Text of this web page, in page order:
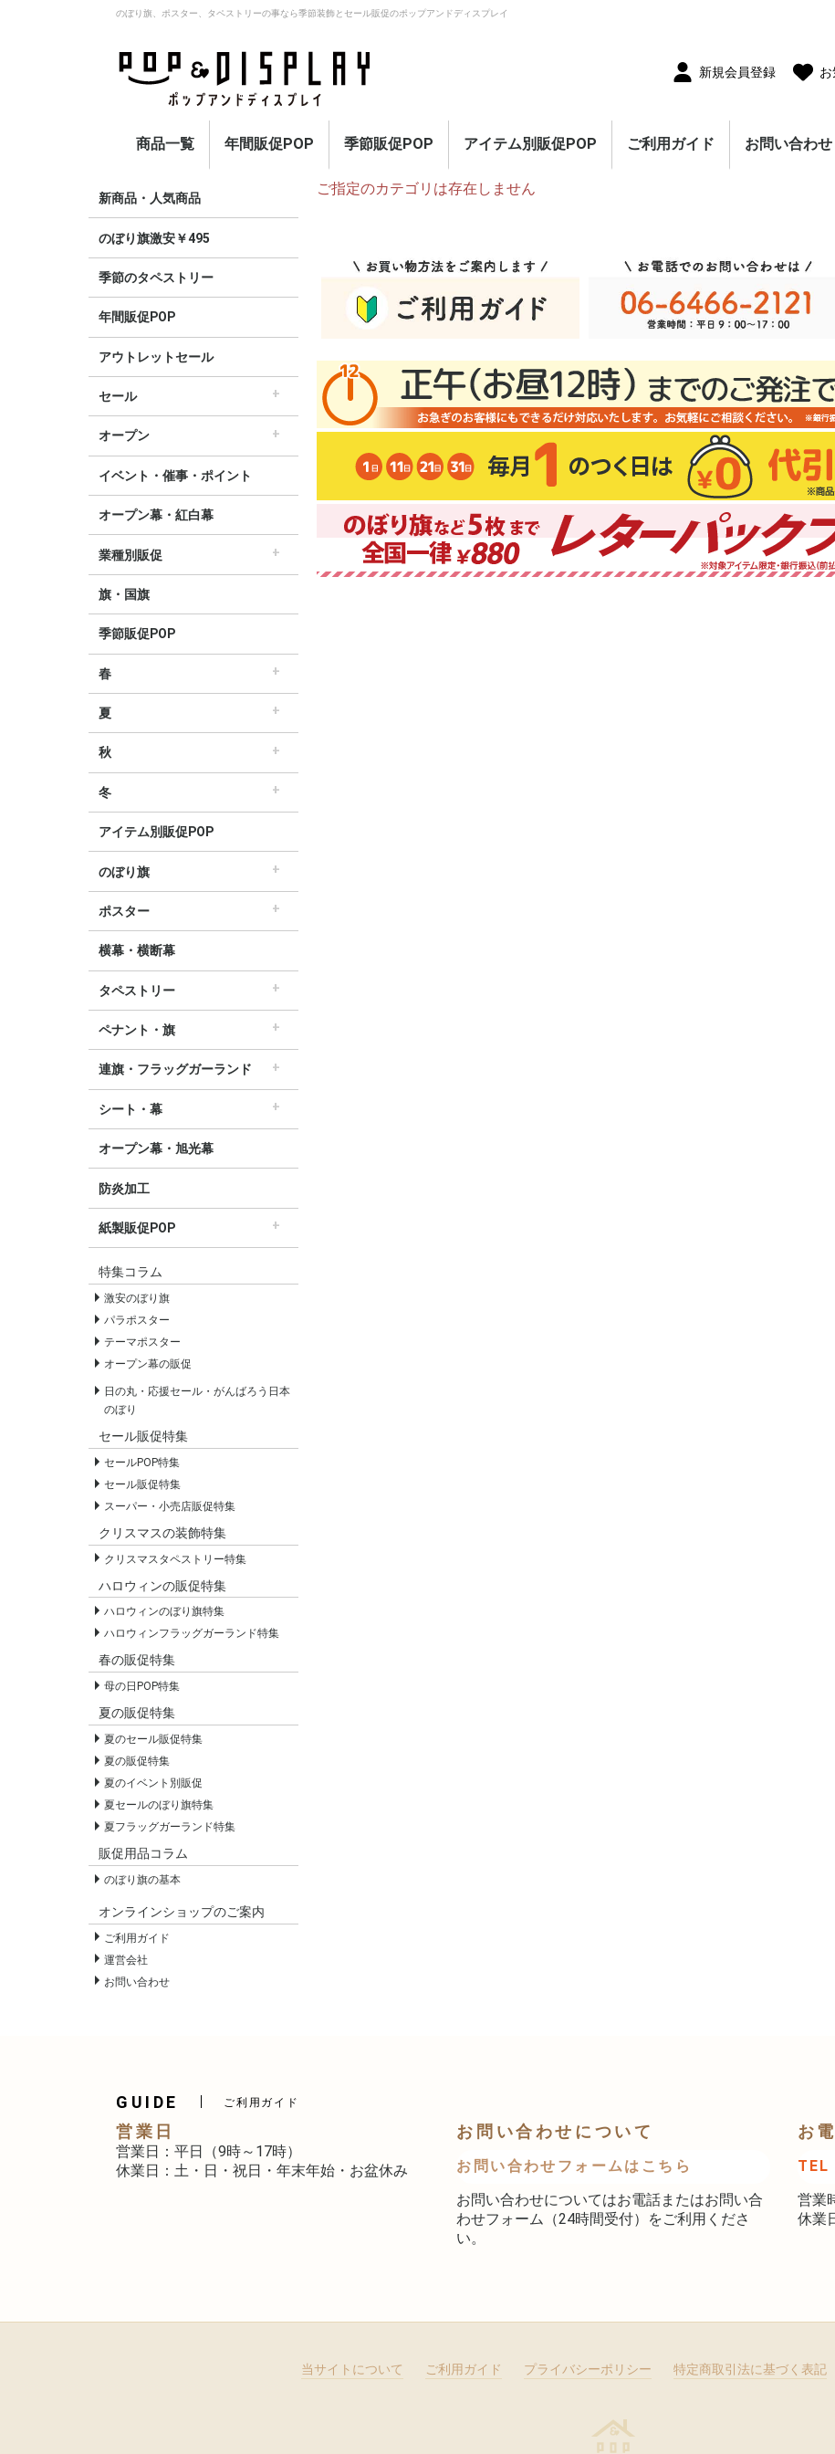
のぼり旗、ポスター、タペストリーの事なら季節装飾とセール販促のポップアンドディスプレイ
新規会員登録 お
商品一覧 年間販促POP
アウトレットセール
のぼり旗激安￥495〜 10枚セット
5枚セット
1枚（単品）
セール・割引
割引・値下げ・％OFF
創業祭・感謝祭・決算
閉店・売り尽くし
オープン・営業中
オープニングセール
リニューアルオープン
イベント・催事・ポイ
オープン幕・紅白幕
レギュラー・オールシ
ホテル・宿泊販促
リサイクル・中古販売
ドラッグ・薬局販促
理美容販促
飲食店販促
物販・小売店販促
不動産・車販促
季節販促POP
春 春・スプリング
バレンタインデー・ホ
母の日・父の日
スプリングセール
夏 夏・サマー
七夕
サマーセール
秋 秋・オータム
ハロウィン
オータムセール
冬 冬・ウインター
クリスマス
歳末・お正月
ウインターセール
定番
アイテム別販促POP
のぼり旗
ポスター
横幕・横断幕
ペナント・旗
タペストリー
シート・幕
連続ペナント・フラッ
オープン幕・旭光幕
紙製POP・ショーカー
防炎加工付き商品
ご利用ガイド お問い合わせ
新商品・人気商品
のぼり旗激安￥495
季節のタペストリー
年間販促POP
アウトレットセール
セール
すべてのセール販促POP
セール・割引
∟セールのぼり旗
∟セールポスター
∟セールタペストリー
∟シンプルセール
∟プリズムセール
割引・値下げ・ＯＦＦ
創業祭・感謝祭・決算
閉店・売り尽くし
オープン
すべてのオープン販促POP
オープン・営業中
オープニングセール
リニューアルオープン
イベント・催事・ポイント
オープン幕・紅白幕
業種別販促
すべての業界別販促POP
レギュラー・オールシーズン販促
ホテル・宿泊販促
リサイクル・中古販売販促
ドラッグ薬局・薬局販促
理美容販促
飲食店販促
物販・小売店販促
不動産・車販促
旗・国旗
季節販促POP
春
すべての春の販促POP
春・スプリング
バレンタインデー・ホワイトデー
母の日・父の日
スプリングセール
夏
すべての夏の販促POP
夏・サマー
七夕
サマーセール
秋
すべての秋の販促POP
秋・オータム
ハロウィン
オータムセール
冬
すべての冬の販促POP
冬・ウィンター
クリスマス
歳末・お正月
ウィンターセール
アイテム別販促POP
のぼり旗
すべてののぼり旗
セールのぼり旗
レギュラーのぼり旗
ホテルのぼり旗
リサイクルのぼり旗
ドラッグ薬局のぼり旗
美容のぼり旗
物販のぼり旗
飲食のぼり旗
不動産・車のぼり旗
春のぼり旗
夏のぼり旗
秋のぼり旗
冬のぼり旗
ハロウィンのぼり旗
ポスター
すべてのポスター
パラポスター（横長）
テーマポスター（正方形）
変形ポスター
セールポスター
▽季節から選ぶ
∟春ポスター
∟夏ポスター
∟秋・ハロウィンポスター
∟冬・お正月・初売りポスター
∟クリスマスポスター
∟バレンタインポスター
横幕・横断幕
タペストリー
すべてのタペストリー
防炎加工タペストリー（90×180cm）
∟春タペストリー
∟夏タペストリー
∟秋・ハロウィンタペストリー
∟冬・クリスマスタペストリー
∟お正月タペストリー
∟バレンタインデータペストリー
60cm幅タペストリー
45cm幅タペストリー
ワイドタペストリー
ペナント・旗
すべてのペナント・旗
ペナント
ビッグペナント
連旗・フラッグガーランド
すべての連旗・フラッグ
連続ペナント
フラッグガーランド
ウェーブペナント他
シート・幕
すべてのシート・幕
シート・ワゴン幕
テーブルクロス
デコレーションリボン
オープン幕・旭光幕
防炎加工
紙製販促POP
すべての紙製販促POP
セールPOP
特集コラム
激安のぼり旗
パラポスター
テーマポスター
オープン幕の販促
日の丸・応援セール・がんばろう日本
のぼり
セール販促特集
セールPOP特集
セール販促特集
スーパー・小売店販促特集
クリスマスの装飾特集
クリスマスタペストリー特集
ハロウィンの販促特集
ハロウィンのぼり旗特集
ハロウィンフラッグガーランド特集
春の販促特集
母の日POP特集
夏の販促特集
夏のセール販促特集
夏の販促特集
夏のイベント別販促
夏セールのぼり旗特集
夏フラッグガーランド特集
販促用品コラム
のぼり旗の基本
オンラインショップのご案内
ご利用ガイド
運営会社
お問い合わせ
ご指定のカテゴリは存在しません
GUIDE ご利用ガイド
営業日
営業日：平日（9時～17時）
休業日：土・日・祝日・年末年始・お盆休み
お問い合わせについて
お問い合わせフォームはこちら
お問い合わせについてはお電話またはお問い合
わせフォーム（24時間受付）をご利用くださ
い。
お
営業
休業
当サイトについて ご利用ガイド プライバシーポリシー 特定商取引法に基づく表記